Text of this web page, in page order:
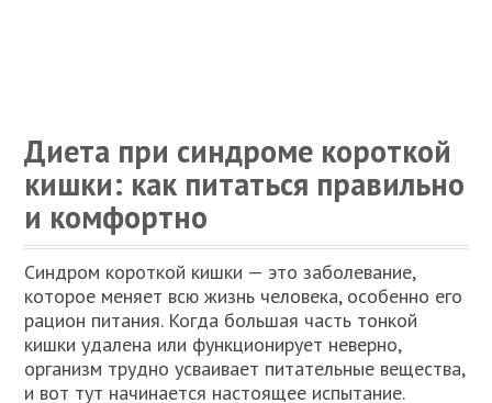
Диета при синдроме короткой
кишки: как питаться правильно
и комфортно
Синдром короткой кишки — это заболевание,
которое меняет всю жизнь человека, особенно его
рацион питания. Когда большая часть тонкой
кишки удалена или функционирует неверно,
организм трудно усваивает питательные вещества,
и вот тут начинается настоящее испытание.